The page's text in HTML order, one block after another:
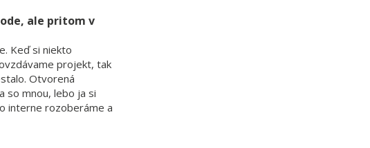
ale pritom v
Keď si niekto
projekt, tak
Otvorená
so mnou, lebo ja si
interne rozoberáme a